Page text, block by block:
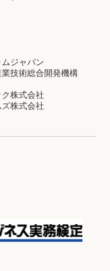
ジャパン
技術総合開発機構
株式会社
株式会社